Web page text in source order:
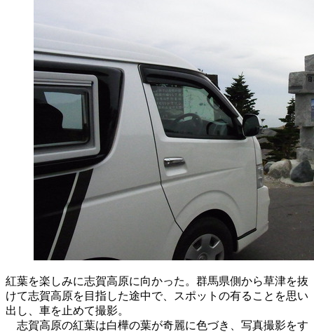
紅葉を楽しみに志賀高原に向かった。群馬県側から草津を抜
けて志賀高原を目指した途中で、スポットの有ることを思い
出し、車を止めて撮影。
志賀高原の紅葉は白樺の葉が奇麗に色づき、写真撮影をす